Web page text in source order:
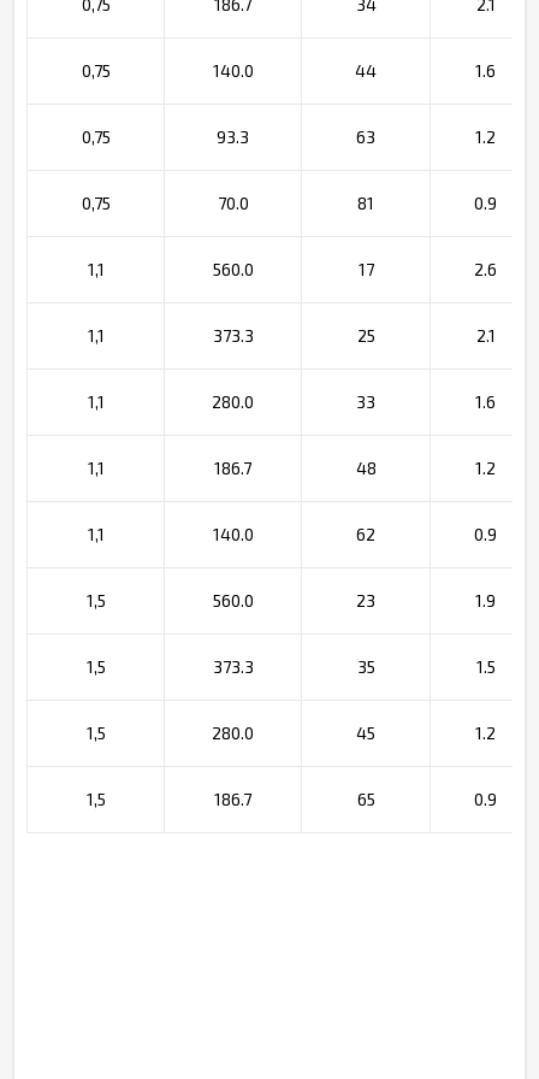
0,75 186.7 34 2.1
0,75 140.0 44 1.6
0,75 93.3 63 1.2
0,75 70.0 81 0.9
1,1 560.0 17 2.6
1,1 373.3 25 2.1
1,1 280.0 33 1.6
1,1 186.7 48 1.2
1,1 140.0 62 0.9
1,5 560.0 23 1.9
1,5 373.3 35 1.5
1,5 280.0 45 1.2
1,5 186.7 65 0.9